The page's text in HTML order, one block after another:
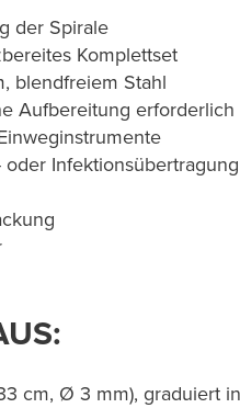
der Spirale
Komplettset
blendfreiem Stahl
Aufbereitung erforderlich
oder Infektionsübertragung
cm, Ø 3 mm), graduiert